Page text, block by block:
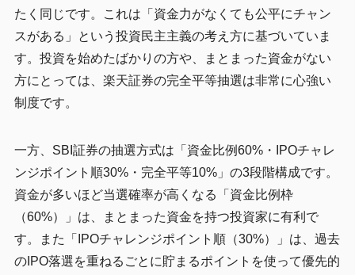
たく同じです。これは「資金力がなくても公平にチャン
スがある」という投資民主主義の考え方に基づいていま
す。投資を始めたばかりの方や、まとまった資金がない
方にとっては、楽天証券の完全平等抽選は非常に心強い
制度です。
一方、SBI証券の抽選方式は「資金比例60%・IPOチャレ
ンジポイント順30%・完全平等10%」の3段階構成です。
資金が多いほど当選確率が高くなる「資金比例枠
（60%）」は、まとまった資金を持つ投資家に有利で
す。また「IPOチャレンジポイント順（30%）」は、過去
のIPO落選を重ねるごとに貯まるポイントを使って優先的